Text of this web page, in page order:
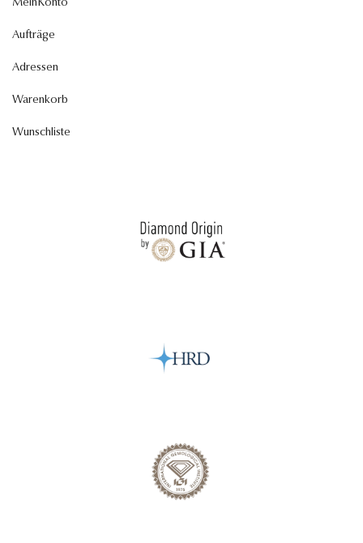
MeinKonto
Aufträge
Adressen
Warenkorb
Wunschliste